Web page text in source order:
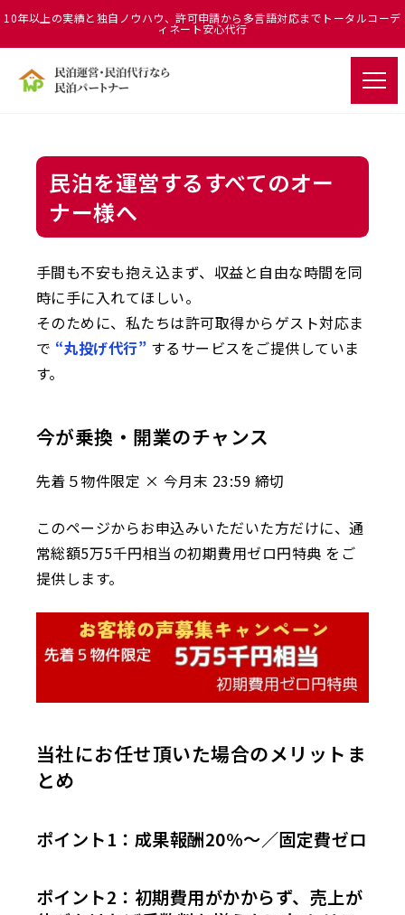
10年以上の実績と独自ノウハウ、許可申請から多言語対応までトータルコーデ
ィネート安心代行
民泊を運営するすべてのオー
ナー様へ
手間も不安も抱え込まず、収益と自由な時間を同
時に手に入れてほしい。
そのために、私たちは許可取得からゲスト対応ま
で “丸投げ代行” するサービスをご提供していま
す。
今が乗換・開業のチャンス
先着５物件限定 × 今月末 23:59 締切
このページからお申込みいただいた方だけに、通
常総額5万5千円相当の初期費用ゼロ円特典 をご
提供します。
当社にお任せ頂いた場合のメリットま
とめ
ポイント1：成果報酬20%〜／固定費ゼロ
ポイント2：初期費用がかからず、売上が